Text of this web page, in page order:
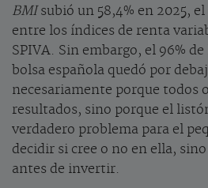
BMIsubió un 58,4% en 2025,
entre los índices de renta
SPIVA. Sin embargo, el 96%
bolsa española quedó por
necesariamente porque todos
resultados, sino porque el
verdadero problema para el
decidir si cree o no en ella,
antes de invertir.